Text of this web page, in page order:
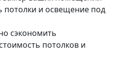
и освещение под
сэкономить
потолков и